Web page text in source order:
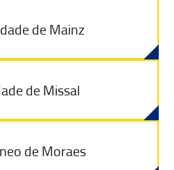
de Mainz
de Missal
de Moraes